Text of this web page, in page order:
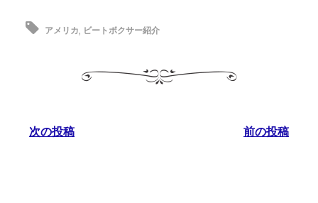
アメリカ ビートボクサー紹介
次の投稿 前の投稿